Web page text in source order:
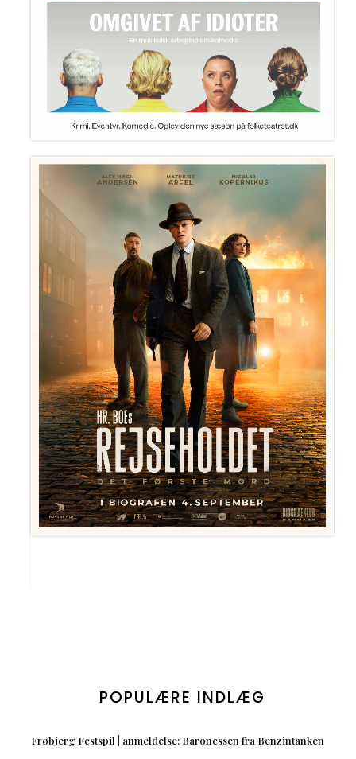
POPULÆRE INDLÆG
Frøbjerg Festspil | anmeldelse: Baronessen fra Benzintanken